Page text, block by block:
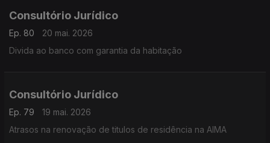
Consultório Jurídico
Ep. 80
20 mai. 2026
Divida ao banco com garantia da habitação
Consultório Jurídico
Ep. 79
19 mai. 2026
Atrasos na renovação de titulos de residência na AIMA